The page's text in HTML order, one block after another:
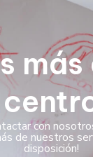
más
con
de nuestros
disposición!